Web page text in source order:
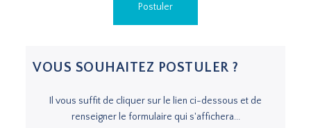
Postuler
VOUS SOUHAITEZ POSTULER ?
Il vous suffit de cliquer sur le lien ci-dessous et de
renseigner le formulaire qui s'affichera...